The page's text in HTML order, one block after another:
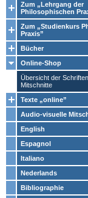
Zum „Lehrgang der
Philosophischen
Zum „Studienkurs
Praxis”
Bücher
Online-Shop
Übersicht der
Mitschnitte
Texte „online”
Audio-visuelle
English
Espagnol
Italiano
Nederlands
Bibliographie